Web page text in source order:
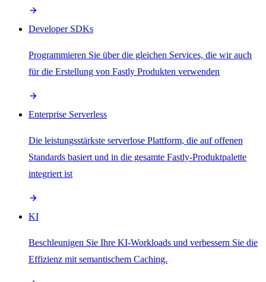
Developer SDKs
Programmieren Sie über die gleichen Services, die wir auch
für die Erstellung von Fastly Produkten verwenden
Enterprise Serverless
Die leistungsstärkste serverlose Plattform, die auf offenen
Standards basiert und in die gesamte Fastly-Produktpalette
integriert ist
KI
Beschleunigen Sie Ihre KI-Workloads und verbessern Sie die
Effizienz mit semantischem Caching.